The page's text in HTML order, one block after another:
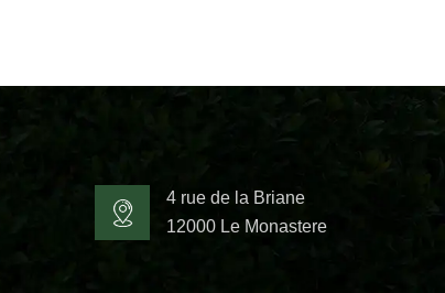
4 rue de la Briane
12000 Le Monastere